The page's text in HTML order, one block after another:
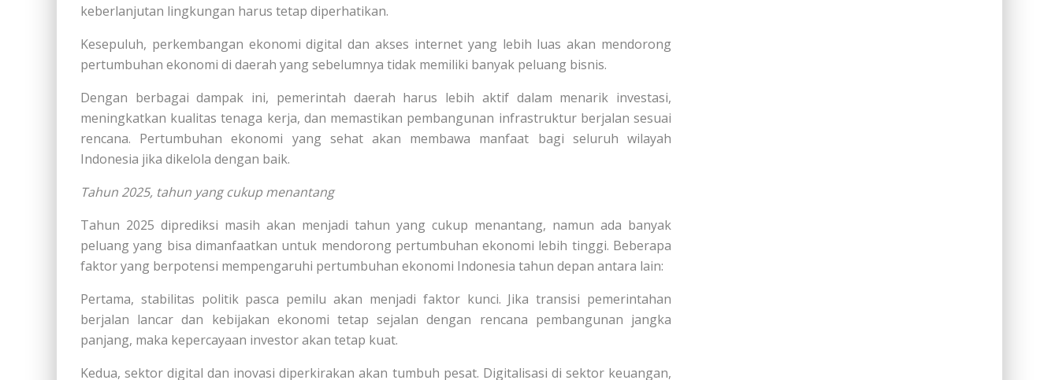
keberlanjutan lingkungan harus tetap diperhatikan.
Kesepuluh, perkembangan ekonomi digital dan akses internet yang lebih luas akan mendorong
pertumbuhan ekonomi di daerah yang sebelumnya tidak memiliki banyak peluang bisnis.
Dengan berbagai dampak ini, pemerintah daerah harus lebih aktif dalam menarik investasi,
meningkatkan kualitas tenaga kerja, dan memastikan pembangunan infrastruktur berjalan sesuai
rencana. Pertumbuhan ekonomi yang sehat akan membawa manfaat bagi seluruh wilayah
Indonesia jika dikelola dengan baik.
Tahun 2025, tahun yang cukup menantang
Tahun 2025 diprediksi masih akan menjadi tahun yang cukup menantang, namun ada banyak
peluang yang bisa dimanfaatkan untuk mendorong pertumbuhan ekonomi lebih tinggi. Beberapa
faktor yang berpotensi mempengaruhi pertumbuhan ekonomi Indonesia tahun depan antara lain:
Pertama, stabilitas politik pasca pemilu akan menjadi faktor kunci. Jika transisi pemerintahan
berjalan lancar dan kebijakan ekonomi tetap sejalan dengan rencana pembangunan jangka
panjang, maka kepercayaan investor akan tetap kuat.
Kedua, sektor digital dan inovasi diperkirakan akan tumbuh pesat. Digitalisasi di sektor keuangan,